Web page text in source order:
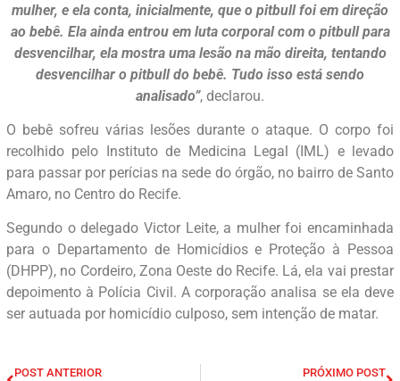
mulher, e ela conta, inicialmente, que o pitbull foi em direção
ao bebê. Ela ainda entrou em luta corporal com o pitbull para
desvencilhar, ela mostra uma lesão na mão direita, tentando
desvencilhar o pitbull do bebê. Tudo isso está sendo
analisado”, declarou.
O bebê sofreu várias lesões durante o ataque. O corpo foi
recolhido pelo Instituto de Medicina Legal (IML) e levado
para passar por perícias na sede do órgão, no bairro de Santo
Amaro, no Centro do Recife.
Segundo o delegado Victor Leite, a mulher foi encaminhada
para o Departamento de Homicídios e Proteção à Pessoa
(DHPP), no Cordeiro, Zona Oeste do Recife. Lá, ela vai prestar
depoimento à Polícia Civil. A corporação analisa se ela deve
ser autuada por homicídio culposo, sem intenção de matar.
POST ANTERIOR PRÓXIMO POST